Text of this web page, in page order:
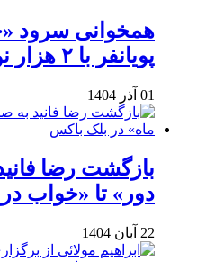
همخوانی سرود
پویانفر با ۲ هزار نوجوان در تجریش
01 آذر 1404
بازگشت رضا
دور» تا «خواب
22 آبان 1404